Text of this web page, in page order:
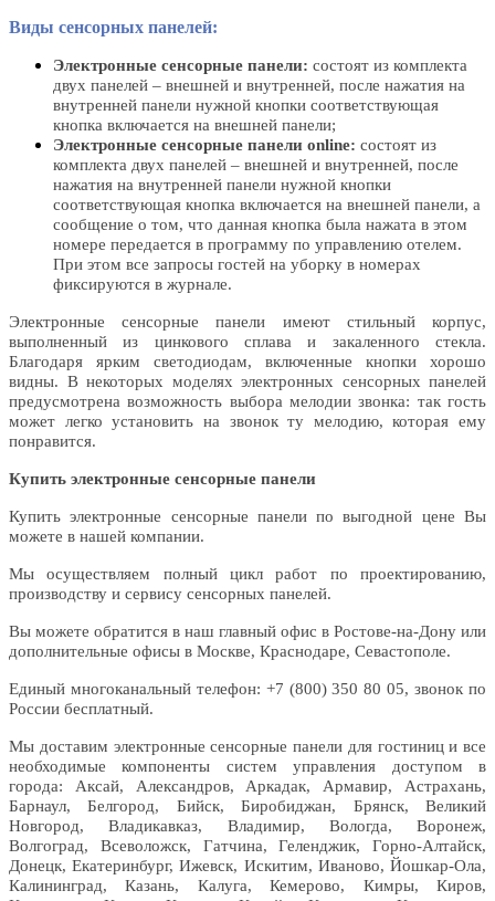
Виды сенсорных панелей:
Электронные сенсорные панели: состоят из комплекта
двух панелей – внешней и внутренней, после нажатия на
внутренней панели нужной кнопки соответствующая
кнопка включается на внешней панели;
Электронные сенсорные панели online: состоят из
комплекта двух панелей – внешней и внутренней, после
нажатия на внутренней панели нужной кнопки
соответствующая кнопка включается на внешней панели, а
сообщение о том, что данная кнопка была нажата в этом
номере передается в программу по управлению отелем.
При этом все запросы гостей на уборку в номерах
фиксируются в журнале.
Электронные сенсорные панели имеют стильный корпус,
выполненный из цинкового сплава и закаленного стекла.
Благодаря ярким светодиодам, включенные кнопки хорошо
видны. В некоторых моделях электронных сенсорных панелей
предусмотрена возможность выбора мелодии звонка: так гость
может легко установить на звонок ту мелодию, которая ему
понравится.
Купить электронные сенсорные панели
Купить электронные сенсорные панели по выгодной цене Вы
можете в нашей компании.
Мы осуществляем полный цикл работ по проектированию,
производству и сервису сенсорных панелей.
Вы можете обратится в наш главный офис в Ростове-на-Дону или
дополнительные офисы в Москве, Краснодаре, Севастополе.
Единый многоканальный телефон: +7 (800) 350 80 05, звонок по
России бесплатный.
Мы доставим электронные сенсорные панели для гостиниц и все
необходимые компоненты систем управления доступом в
города: Аксай, Александров, Аркадак, Армавир, Астрахань,
Барнаул, Белгород, Бийск, Биробиджан, Брянск, Великий
Новгород, Владикавказ, Владимир, Вологда, Воронеж,
Волгоград, Всеволожск, Гатчина, Геленджик, Горно-Алтайск,
Донецк, Екатеринбург, Ижевск, Искитим, Иваново, Йошкар-Ола,
Калининград, Казань, Калуга, Кемерово, Кимры, Киров,